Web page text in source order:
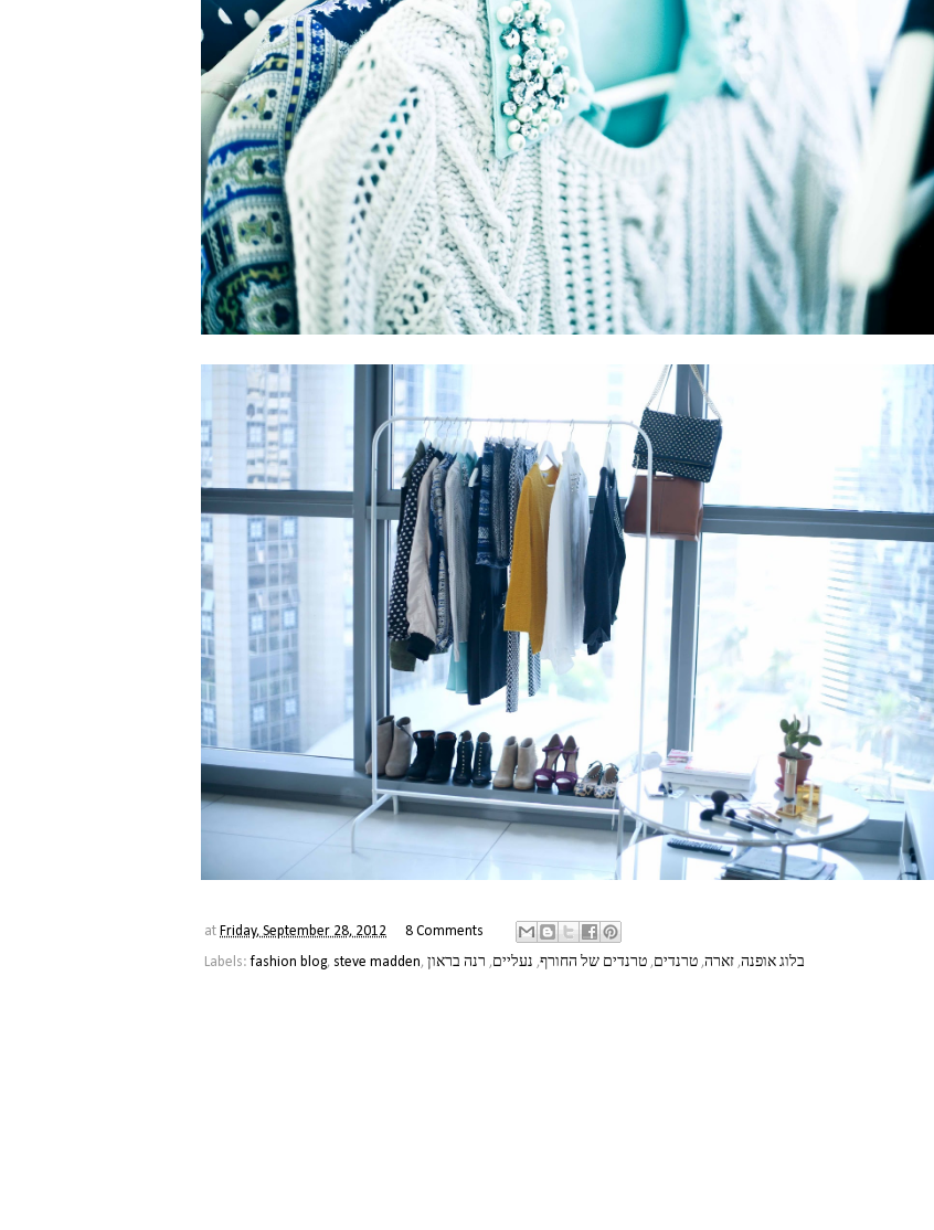
at Friday, September 28, 2012 8 Comments
Labels:fashion blog, steve madden, בלוג אופנה, זארה, טרנדים, טרנדים של החורף, נעליים, רנה בראון